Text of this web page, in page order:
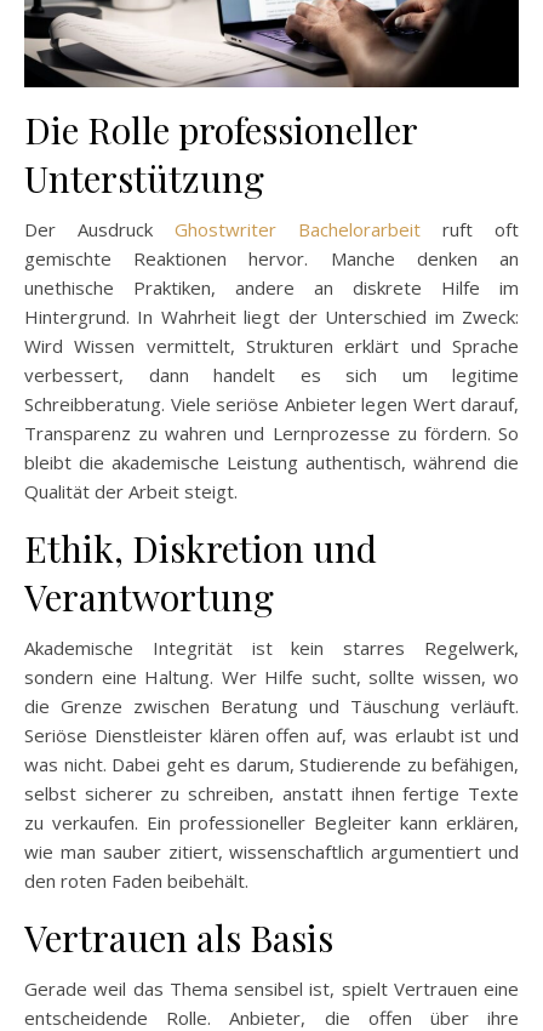
Die Rolle professioneller
Unterstützung
Der Ausdruck Ghostwriter Bachelorarbeit ruft oft
gemischte Reaktionen hervor. Manche denken an
unethische Praktiken, andere an diskrete Hilfe im
Hintergrund. In Wahrheit liegt der Unterschied im Zweck:
Wird Wissen vermittelt, Strukturen erklärt und Sprache
verbessert, dann handelt es sich um legitime
Schreibberatung. Viele seriöse Anbieter legen Wert darauf,
Transparenz zu wahren und Lernprozesse zu fördern. So
bleibt die akademische Leistung authentisch, während die
Qualität der Arbeit steigt.
Ethik, Diskretion und
Verantwortung
Akademische Integrität ist kein starres Regelwerk,
sondern eine Haltung. Wer Hilfe sucht, sollte wissen, wo
die Grenze zwischen Beratung und Täuschung verläuft.
Seriöse Dienstleister klären offen auf, was erlaubt ist und
was nicht. Dabei geht es darum, Studierende zu befähigen,
selbst sicherer zu schreiben, anstatt ihnen fertige Texte
zu verkaufen. Ein professioneller Begleiter kann erklären,
wie man sauber zitiert, wissenschaftlich argumentiert und
den roten Faden beibehält.
Vertrauen als Basis
Gerade weil das Thema sensibel ist, spielt Vertrauen eine
entscheidende Rolle. Anbieter, die offen über ihre